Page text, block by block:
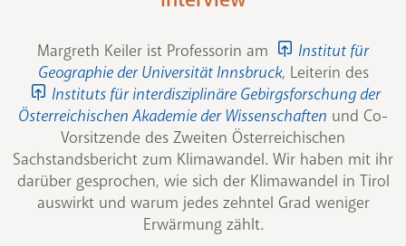
Margreth Keiler ist Professorin am
Institut für
Geographie der Universität Innsbruck, Leiterin des
Instituts für interdisziplinäre Gebirgsforschung der
Österreichischen Akademie der Wissenschaften und Co-
Vorsitzende des Zweiten Österreichischen
Sachstandsbericht zum Klimawandel. Wir haben mit ihr
darüber gesprochen, wie sich der Klimawandel in Tirol
auswirkt und warum jedes zehntel Grad weniger
Erwärmung zählt.